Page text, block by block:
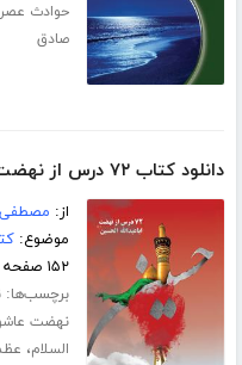
حوادث
صادق
دانلود کتاب ۷۲ درس از نهضت اباعبدالله الحسین (ع)
از: مصطفی
موضوع:
۱۵۲ صفحه
برچسب‌ها:
نهضت
السلام،